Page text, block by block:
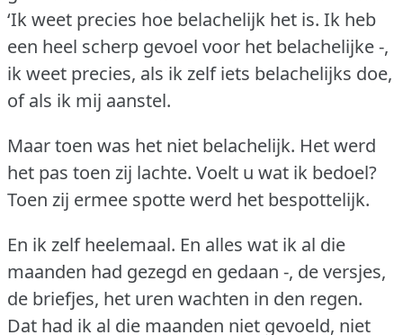
‘Ik weet precies hoe belachelijk het is. Ik heb
een heel scherp gevoel voor het belachelijke -,
ik weet precies, als ik zelf iets belachelijks doe,
of als ik mij aanstel.
Maar toen was het niet belachelijk. Het werd
het pas toen zij lachte. Voelt u wat ik bedoel?
Toen zij ermee spotte werd het bespottelijk.
En ik zelf heelemaal. En alles wat ik al die
maanden had gezegd en gedaan -, de versjes,
de briefjes, het uren wachten in den regen.
Dat had ik al die maanden niet gevoeld, niet